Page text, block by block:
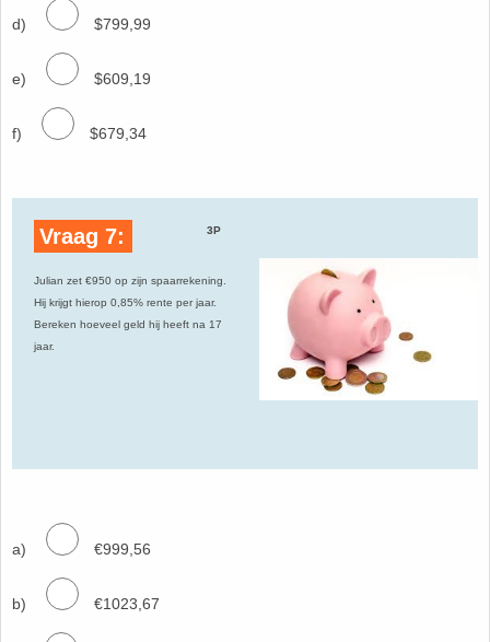
d) $799,99
e) $609,19
f) $679,34
3P
Vraag 7:
Julian zet €950 op zijn spaarrekening.
Hij krijgt hierop 0,85% rente per jaar.
Bereken hoeveel geld hij heeft na 17
jaar.
a) €999,56
b) €1023,67